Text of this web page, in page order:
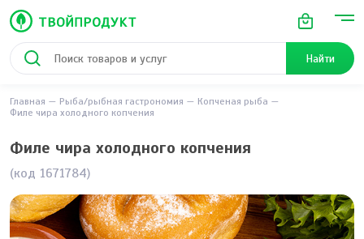
Найти
Главная Рыба/рыбная гастрономия
Копченая рыба
Филе чира холодного копчения
Филе чира холодного копчения
(код 1671784)